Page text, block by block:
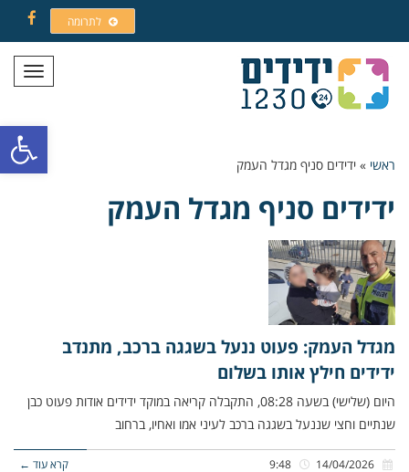
פתח
לתרומה
תפריט
ראשי » ידידים סניף מגדל העמק
ידידים סניף מגדל העמק
מגדל העמק: פעוט ננעל בשגגה ברכב, מתנדב
ידידים חילץ אותו בשלום
היום (שלישי) בשעה 08:28, התקבלה קריאה במוקד ידידים אודות פעוט כבן
שנתיים וחצי שננעל בשגגה ברכב לעיני אמו ואחיו, ברחוב
קרא עוד ←